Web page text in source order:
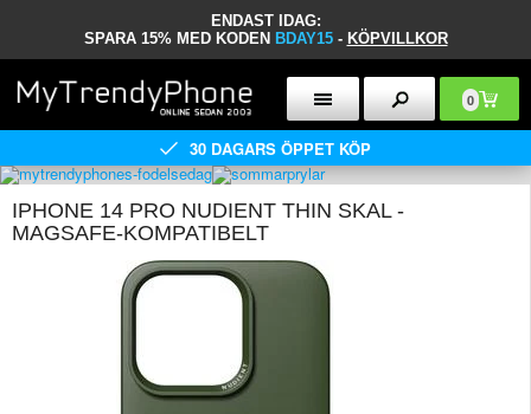
ENDAST IDAG:
SPARA 15% MED KODEN BDAY15 - KÖPVILLKOR
0
30 DAGARS ÖPPET KÖP
IPHONE 14 PRO NUDIENT THIN SKAL -
MAGSAFE-KOMPATIBELT